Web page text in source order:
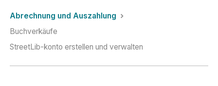
Abrechnung und Auszahlung
Buchverkäufe
StreetLib-konto erstellen und verwalten